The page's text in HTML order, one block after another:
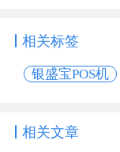
相关标签
银盛宝POS机
相关文章